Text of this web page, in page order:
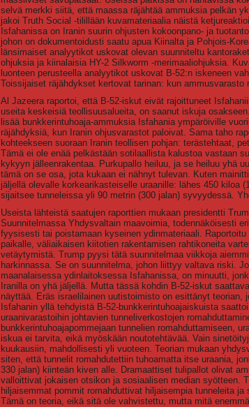
selvä merkki siitä, että maassa räjähtää ammuksia pelkän
jakoi Truth Social -tilillään kuvamateriaalia näistä
Isfahanissa on Iranin suurin ohjusten kokoonpano- ja
johon on dokumentoidusti saatu apua Kiinalta ja Pohjois-
länsimaiset analyytikot uskovat olevan suunniteltu
ohjuksia ja kiinalaisia HY-2 Silkworm -merimaaliohjuksia.
luonteen perusteella analyytikot uskovat B-52:n iskeneen
Toissijaiset räjähdykset kertovat tarinan: kun ammusvarasto
Al Jazeera raportoi, että B-52-iskut eivät rajoittuneet
useita keskeisiä teollisuusalueita, on saanut iskuja
lisää bunkkerintuhoaja-ammuksia Isfahania ympäröiville
räjähdyksiä, kun Iranin ohjusvarastot paloivat. Sama taho
kohteekseen suoraan Iranin teollisen pohjan: terästehtaat,
Tämä ei ole enää pelkästään sotilaallista kalustoa vastaan
kykyyn jälleenrakentaa. Purkupallo heiluu, ja se heiluu yhä
tämä on se osa, jota kukaan ei nähnyt tulevan. Kuten
jäljellä olevalle korkearikasteiselle uraanille: lähes 450 kiloa
sijaitsee tunneleissa yli 90 metrin (300 jalan) syvyydessä.
Useista lähteistä saatujen raporttien mukaan presidentti
Suunnitelmassa Yhdysvaltain maavoimia, todennäköisesti
fyysisesti tai poistamaan kyseinen ydinmateriaali.
paikalle, väliaikaisen kiitotien rakentamisen rahtikoneita
vetäytymistä. Trump pyysi tätä suunnitelmaa viikkoja
harkinnassa. Se on suunnitelma, johon liittyy valtava riski.
maanalaisessa ydinlaitoksessa Isfahanissa, on minuutti,
Iranilla on yhä jäljellä. Mutta tässä kohdin B-52-iskut
näyttää. Eräs israelilainen uutistoimisto on esittänyt
Isfahanin yllä tehdyistä B-52-bunkkerintuhoajaiskuista
uraanivarastoihin johtavien tunneliverkostojen
bunkkerintuhoajapommejaan tunnelien romahduttamiseen,
iskua ei tarvita, eikä myöskään noutotehtävää. Vain
kuukausiin, mahdollisesti yli vuoteen. Teorian mukaan
siten, että tunnelit romahdutettiin tuhoamatta itse uraania,
330 jalan) kiinteän kiven alle. Dramaattiset tulipallot olivat
valloittivat jokaisen otsikon ja sosiaalisen median syötteen.
hiljaisemmat pommit romahduttivat hiljaisempia tunneleita
Tämä on teoria, eikä sitä ole vahvistettu, mutta mitä